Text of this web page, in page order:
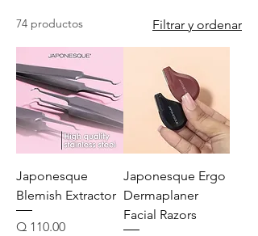
74 productos Filtrar y ordenar
Japonesque
Blemish Extractor
Precio
Q 110.00
Japonesque Ergo
Dermaplaner
Facial Razors